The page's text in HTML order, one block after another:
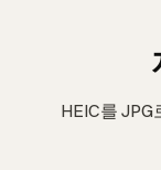
HEIC를